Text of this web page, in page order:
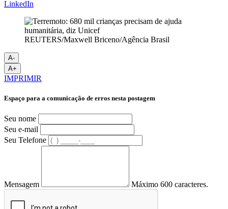
LinkedIn
REUTERS/Maxwell Briceno/Agência Brasil
A-
A+
IMPRIMIR
Espaço para a comunicação de erros nesta postagem
Seu nome
Seu e-mail
Seu Telefone
Mensagem Máximo 600 caracteres.